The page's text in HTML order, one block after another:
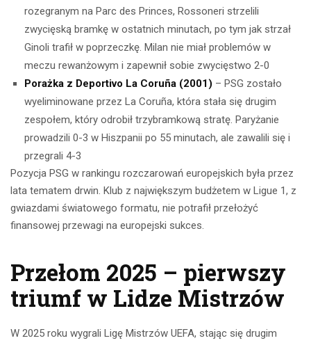
rozegranym na Parc des Princes, Rossoneri strzelili
zwycięską bramkę w ostatnich minutach, po tym jak strzał
Ginoli trafił w poprzeczkę. Milan nie miał problemów w
meczu rewanżowym i zapewnił sobie zwycięstwo 2-0
Porażka z Deportivo La Coruña (2001) – PSG zostało
wyeliminowane przez La Coruña, która stała się drugim
zespołem, który odrobił trzybramkową stratę. Paryżanie
prowadzili 0-3 w Hiszpanii po 55 minutach, ale zawalili się i
przegrali 4-3
Pozycja PSG w rankingu rozczarowań europejskich była przez
lata tematem drwin. Klub z największym budżetem w Ligue 1, z
gwiazdami światowego formatu, nie potrafił przełożyć
finansowej przewagi na europejski sukces.
Przełom 2025 – pierwszy
triumf w Lidze Mistrzów
W 2025 roku wygrali Ligę Mistrzów UEFA, stając się drugim